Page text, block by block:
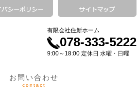
有限会社住新ホーム
078-333-5222
9:00～18:00 定休日 水曜・日曜
お問い合わせ
contact